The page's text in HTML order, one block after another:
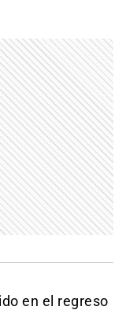
en el regreso